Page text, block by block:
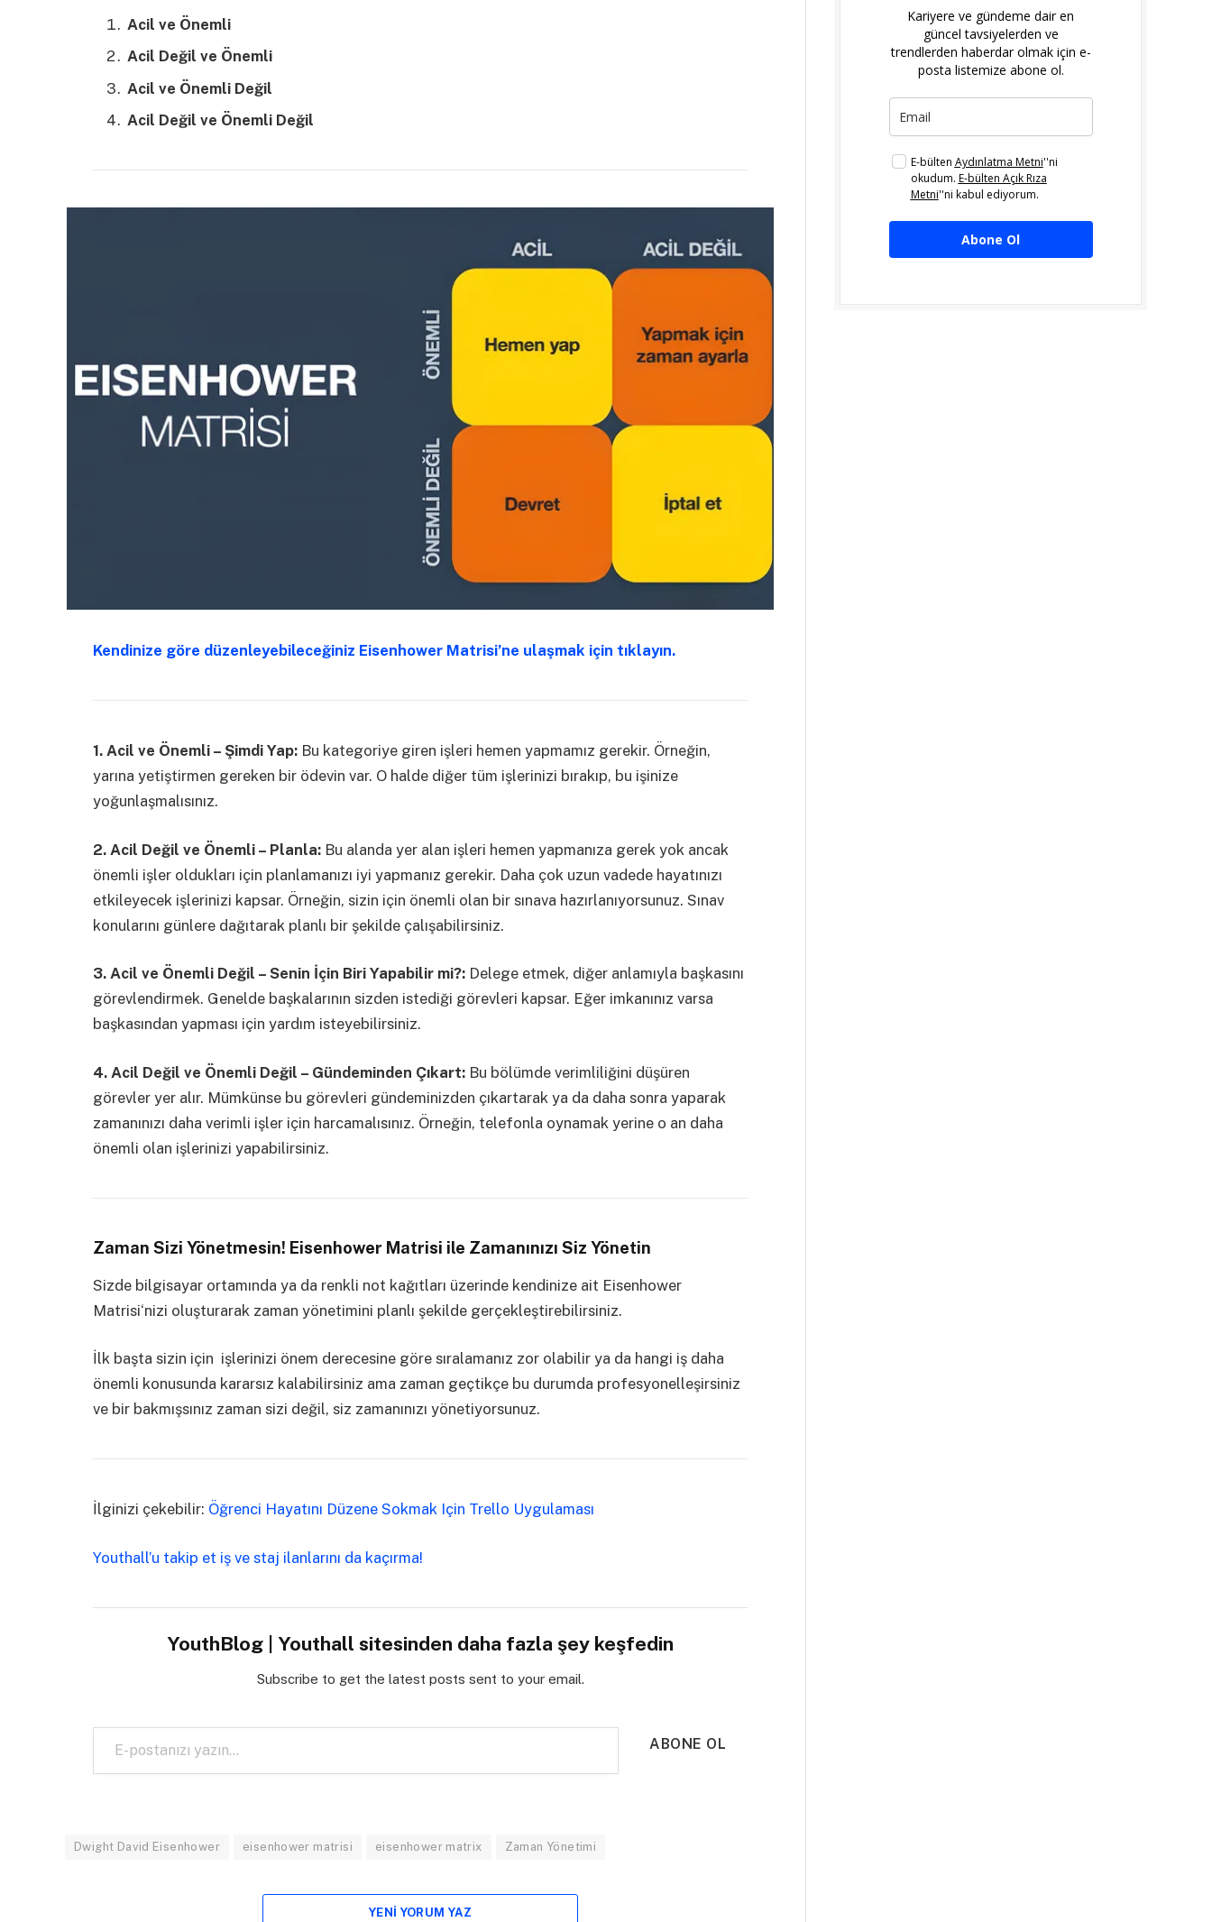
Acil ve Önemli
Acil Değil ve Önemli
Acil ve Önemli Değil
Acil Değil ve Önemli Değil
Kendinize göre düzenleyebileceğiniz Eisenhower Matrisi’ne ulaşmak için tıklayın.
1. Acil ve Önemli – Şimdi Yap: Bu kategoriye giren işleri hemen yapmamız gerekir. Örneğin,
yarına yetiştirmen gereken bir ödevin var. O halde diğer tüm işlerinizi bırakıp, bu işinize
yoğunlaşmalısınız.
2. Acil Değil ve Önemli – Planla: Bu alanda yer alan işleri hemen yapmanıza gerek yok ancak
önemli işler oldukları için planlamanızı iyi yapmanız gerekir. Daha çok uzun vadede hayatınızı
etkileyecek işlerinizi kapsar. Örneğin, sizin için önemli olan bir sınava hazırlanıyorsunuz. Sınav
konularını günlere dağıtarak planlı bir şekilde çalışabilirsiniz.
3. Acil ve Önemli Değil – Senin İçin Biri Yapabilir mi?: Delege etmek, diğer anlamıyla başkasını
görevlendirmek. Genelde başkalarının sizden istediği görevleri kapsar. Eğer imkanınız varsa
başkasından yapması için yardım isteyebilirsiniz.
4. Acil Değil ve Önemli Değil – Gündeminden Çıkart: Bu bölümde verimliliğini düşüren
görevler yer alır. Mümkünse bu görevleri gündeminizden çıkartarak ya da daha sonra yaparak
zamanınızı daha verimli işler için harcamalısınız. Örneğin, telefonla oynamak yerine o an daha
önemli olan işlerinizi yapabilirsiniz.
Zaman Sizi Yönetmesin! Eisenhower Matrisi ile Zamanınızı Siz Yönetin
Sizde bilgisayar ortamında ya da renkli not kağıtları üzerinde kendinize ait Eisenhower
Matrisi‘nizi oluşturarak zaman yönetimini planlı şekilde gerçekleştirebilirsiniz.
İlk başta sizin için işlerinizi önem derecesine göre sıralamanız zor olabilir ya da hangi iş daha
önemli konusunda kararsız kalabilirsiniz ama zaman geçtikçe bu durumda profesyonelleşirsiniz
ve bir bakmışsınız zaman sizi değil, siz zamanınızı yönetiyorsunuz.
İlginizi çekebilir: Öğrenci Hayatını Düzene Sokmak Için Trello Uygulaması
Youthall’u takip et iş ve staj ilanlarını da kaçırma!
YouthBlog | Youthall sitesinden daha fazla şey keşfedin
Subscribe to get the latest posts sent to your email.
E-postanızı yazın…
ABONE OL
Dwight David Eisenhower eisenhower matrisi eisenhower matrix Zaman Yönetimi
YENI YORUM YAZ
Kariyere ve gündeme dair en
güncel tavsiyelerden ve
trendlerden haberdar olmak için e-
posta listemize abone ol.
E-bülten Aydınlatma Metni''ni
okudum. E-bülten Açık Rıza
Metni''ni kabul ediyorum.
Abone Ol